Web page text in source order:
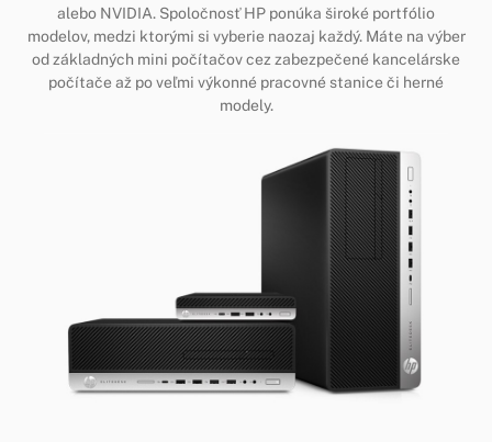
alebo NVIDIA. Spoločnosť HP ponúka široké portfólio
modelov, medzi ktorými si vyberie naozaj každý. Máte na výber
od základných mini počítačov cez zabezpečené kancelárske
počítače až po veľmi výkonné pracovné stanice či herné
modely.